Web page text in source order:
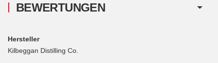
BEWERTUNGEN
Hersteller
Kilbeggan Distilling Co.